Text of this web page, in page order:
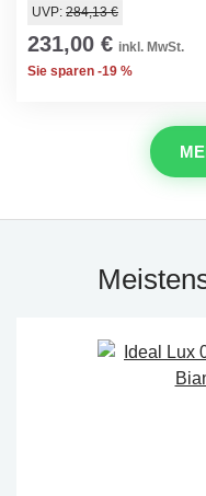
UVP: 284,13 €
231,00 € inkl. MwSt.
Sie sparen -19 %